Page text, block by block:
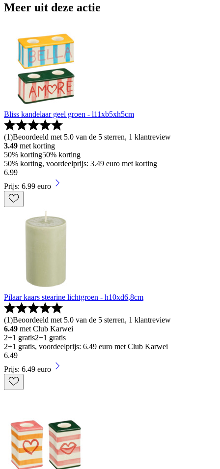
Meer uit deze actie
Bliss kandelaar geel groen - l11xb5xh5cm
(1)Beoordeeld met 5.0 van de 5 sterren, 1 klantreview
3.49 met korting
50% korting50% korting
50% korting, voordeelprijs: 3.49 euro met korting
6.99
Prijs: 6.99 euro
Pilaar kaars stearine lichtgroen - h10xd6,8cm
(1)Beoordeeld met 5.0 van de 5 sterren, 1 klantreview
6.49 met Club Karwei
2+1 gratis2+1 gratis
2+1 gratis, voordeelprijs: 6.49 euro met Club Karwei
6.49
Prijs: 6.49 euro